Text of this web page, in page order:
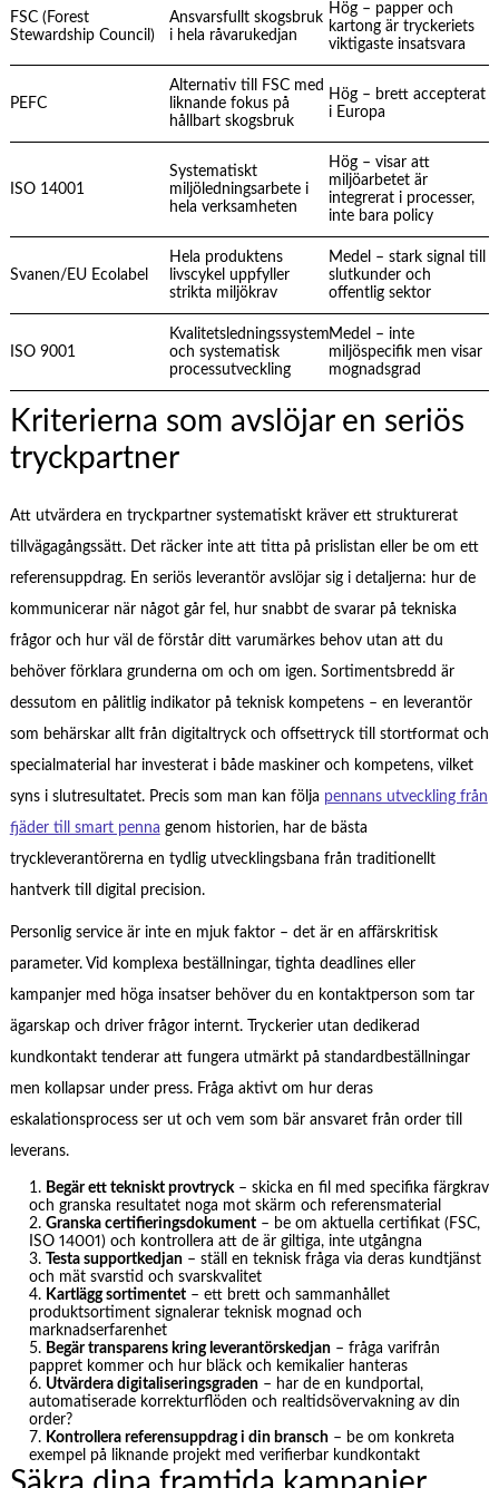
FSC (Forest
Stewardship Council)
Ansvarsfullt skogsbruk
i hela råvarukedjan
Hög – papper och
kartong är tryckeriets
viktigaste insatsvara
PEFC
Alternativ till FSC med
liknande fokus på
hållbart skogsbruk
Hög – brett accepterat
i Europa
ISO 14001
Systematiskt
miljöledningsarbete i
hela verksamheten
Hög – visar att
miljöarbetet är
integrerat i processer,
inte bara policy
Svanen/EU Ecolabel
Hela produktens
livscykel uppfyller
strikta miljökrav
Medel – stark signal till
slutkunder och
offentlig sektor
ISO 9001
Kvalitetsledningssystem
och systematisk
processutveckling
Medel – inte
miljöspecifik men visar
mognadsgrad
Kriterierna som avslöjar en seriös
tryckpartner
Att utvärdera en tryckpartner systematiskt kräver ett strukturerat
tillvägagångssätt. Det räcker inte att titta på prislistan eller be om ett
referensuppdrag. En seriös leverantör avslöjar sig i detaljerna: hur de
kommunicerar när något går fel, hur snabbt de svarar på tekniska
frågor och hur väl de förstår ditt varumärkes behov utan att du
behöver förklara grunderna om och om igen. Sortimentsbredd är
dessutom en pålitlig indikator på teknisk kompetens – en leverantör
som behärskar allt från digitaltryck och offsettryck till stortformat och
specialmaterial har investerat i både maskiner och kompetens, vilket
syns i slutresultatet. Precis som man kan följa pennans utveckling från
fjäder till smart penna genom historien, har de bästa
tryckleverantörerna en tydlig utvecklingsbana från traditionellt
hantverk till digital precision.
Personlig service är inte en mjuk faktor – det är en affärskritisk
parameter. Vid komplexa beställningar, tighta deadlines eller
kampanjer med höga insatser behöver du en kontaktperson som tar
ägarskap och driver frågor internt. Tryckerier utan dedikerad
kundkontakt tenderar att fungera utmärkt på standardbeställningar
men kollapsar under press. Fråga aktivt om hur deras
eskalationsprocess ser ut och vem som bär ansvaret från order till
leverans.
Begär ett tekniskt provtryck – skicka en fil med specifika färgkrav
och granska resultatet noga mot skärm och referensmaterial
Granska certifieringsdokument – be om aktuella certifikat (FSC,
ISO 14001) och kontrollera att de är giltiga, inte utgångna
Testa supportkedjan – ställ en teknisk fråga via deras kundtjänst
och mät svarstid och svarskvalitet
Kartlägg sortimentet – ett brett och sammanhållet
produktsortiment signalerar teknisk mognad och
marknadserfarenhet
Begär transparens kring leverantörskedjan – fråga varifrån
pappret kommer och hur bläck och kemikalier hanteras
Utvärdera digitaliseringsgraden – har de en kundportal,
automatiserade korrekturflöden och realtidsövervakning av din
order?
Kontrollera referensuppdrag i din bransch – be om konkreta
exempel på liknande projekt med verifierbar kundkontakt